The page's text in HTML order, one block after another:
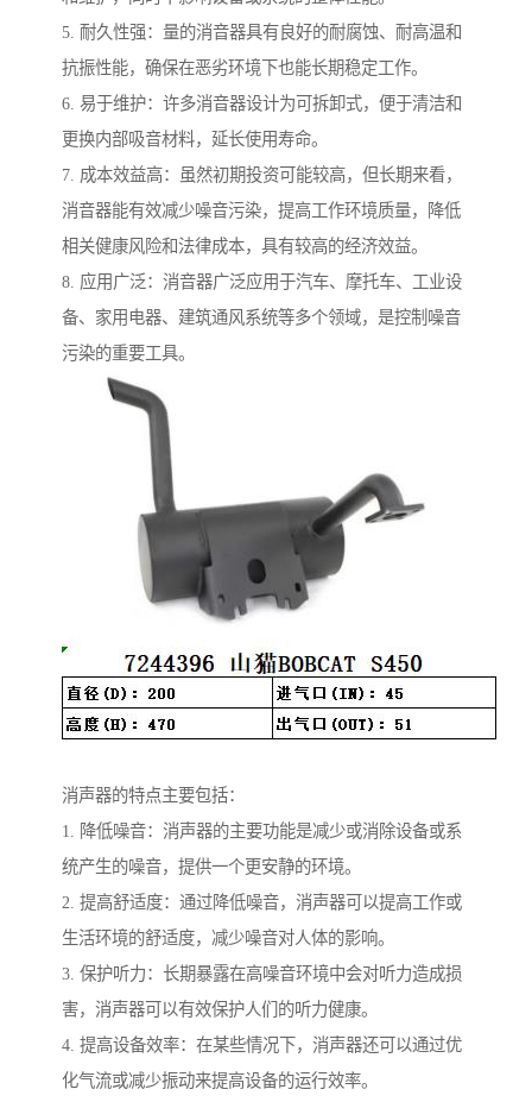
5. 耐久性强：量的消音器具有良好的耐腐蚀、耐高温和
抗振性能，确保在恶劣环境下也能长期稳定工作。
6. 易于维护：许多消音器设计为可拆卸式，便于清洁和
更换内部吸音材料，延长使用寿命。
7. 成本效益高：虽然初期投资可能较高，但长期来看，
消音器能有效减少噪音污染，提高工作环境质量，降低
相关健康风险和法律成本，具有较高的经济效益。
8. 应用广泛：消音器广泛应用于汽车、摩托车、工业设
备、家用电器、建筑通风系统等多个领域，是控制噪音
污染的重要工具。
消声器的特点主要包括：
1. 降低噪音：消声器的主要功能是减少或消除设备或系
统产生的噪音，提供一个更安静的环境。
2. 提高舒适度：通过降低噪音，消声器可以提高工作或
生活环境的舒适度，减少噪音对人体的影响。
3. 保护听力：长期暴露在高噪音环境中会对听力造成损
害，消声器可以有效保护人们的听力健康。
4. 提高设备效率：在某些情况下，消声器还可以通过优
化气流或减少振动来提高设备的运行效率。